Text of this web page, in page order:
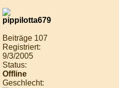
Beiträge 107
Registriert:
9/3/2005
Status:
Offline
Geschlecht: